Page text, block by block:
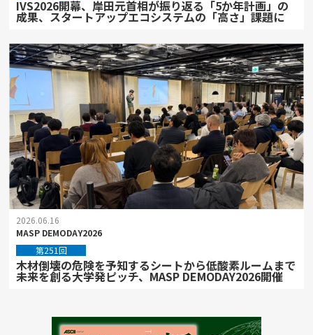
IVS2026開幕、岸田元首相が振り返る「5か年計画」の
成果、スタートアップエコシステムの「高さ」課題に
2026.06.16
MASP DEMODAY2026
第251回
木材倒壊の危険を予知するシートから低酸素ルームまで
未来を創る大学発ピッチ、MASP DEMODAY2026開催